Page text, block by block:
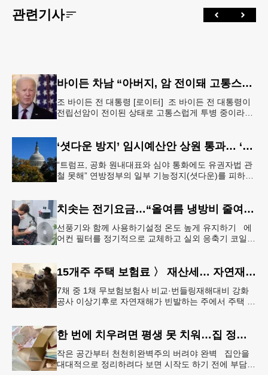
관련기사
바이든 차남 “아버지, 암 전이돼 고통스럽게 투병 중”
조 바이든 전 대통령 [로이터] 조 바이든 전 대통령이
전립선암이 전이된 상태로 고통스럽게 투병 중이라고
‘셧다운 방지’ 임시예산안 상원 통과… ‘유권자 ID법’은 좌절
“트럼프, 공화 원내대표와 심야 통화에도 유권자법 관
철 못해” 연방정부의 일부 기능정지(셧다운)를 피하기
치솟는 전기요금…“올여름 냉방비 줄여볼까”
선풍기와 함께 사용하기설정 온도 높게 유지하기 에
어컨 필터를 정기적으로 교체하고 실외 응축기 코일
15개주 주택 보험료 〉 재산세… 자연재해 다발 지역
7채 중 1채 무보험보험사 비교·번들링재해대비 강화
공사 이상기후로 자연재해가 빈발하는 주에서 주택 보
한 번에 치우려면 평생 못 치워…집 정리 트렌드 ‘소프트 정리’
작은 공간부터 천천히완벽주의 버려야 완벽 집안을
대대적으로 정리하려다 보면 시작도 하기 전에 부담을